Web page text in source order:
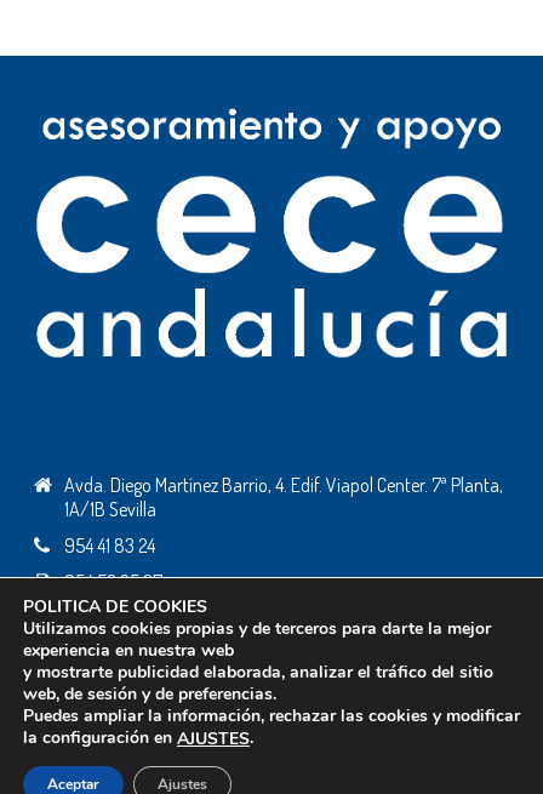
Avda. Diego Martínez Barrio, 4. Edif. Viapol Center. 7ª Planta,
1A/1B Sevilla
954 41 83 24
954 53 25 37
ceceandalucia@ceceandalucia.es
Todos los derechos reservados © 2019 - Desarrollo web:
Política de Cookies
POLITICA DE COOKIES
Utilizamos cookies propias y de terceros para darte la mejor
experiencia en nuestra web
y mostrarte publicidad elaborada, analizar el tráfico del sitio
web, de sesión y de preferencias.
Puedes ampliar la información, rechazar las cookies y modificar
la configuración en AJUSTES.
Aceptar Ajustes